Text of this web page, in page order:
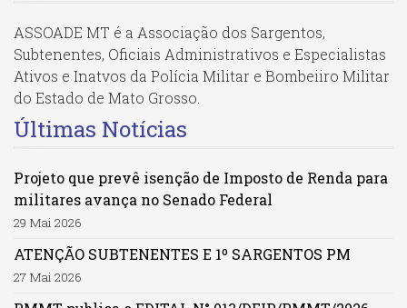
ASSOADE MT é a Associação dos Sargentos,
Subtenentes, Oficiais Administrativos e Especialistas
Ativos e Inatvos da Polícia Militar e Bombeiiro Militar
do Estado de Mato Grosso.
Últimas Notícias
Projeto que prevê isenção de Imposto de Renda para
militares avança no Senado Federal
29 Mai 2026
ATENÇÃO SUBTENENTES E 1º SARGENTOS PM
27 Mai 2026